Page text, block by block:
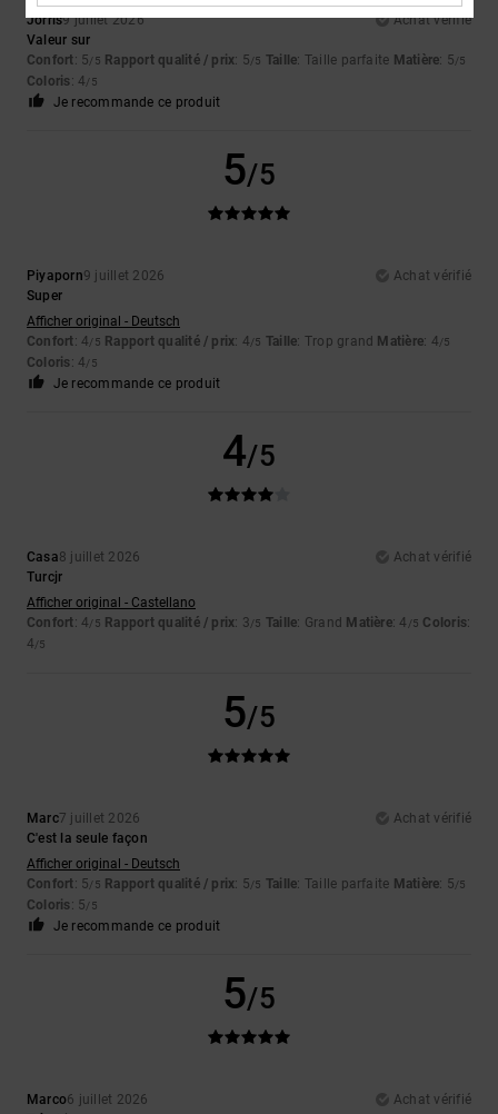
Jorris9 juillet 2026
Achat vérifié
Valeur sur
Confort: 5/5 Rapport qualité / prix: 5/5 Taille: Taille parfaite Matière: 5/5
Coloris: 4/5
Je recommande ce produit
5/5
Piyaporn9 juillet 2026
Achat vérifié
Super
Afficher original - Deutsch
Confort: 4/5 Rapport qualité / prix: 4/5 Taille: Trop grand Matière: 4/5
Coloris: 4/5
Je recommande ce produit
4/5
Casa8 juillet 2026
Achat vérifié
Turcjr
Afficher original - Castellano
Confort: 4/5 Rapport qualité / prix: 3/5 Taille: Grand Matière: 4 /5 Coloris:
4/5
5/5
Marc7 juillet 2026
Achat vérifié
C'est la seule façon
Afficher original - Deutsch
Confort: 5/5 Rapport qualité / prix: 5/5 Taille: Taille parfaite Matière: 5/5
Coloris: 5/5
Je recommande ce produit
5/5
Marco6 juillet 2026
Achat vérifié